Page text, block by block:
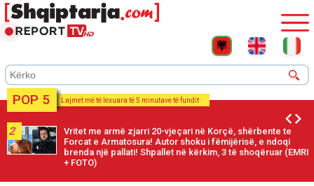
POP 5 Lajmet më të lexuara të 5 minutave të fundit
2
Vritet me armë zjarri 20-vjeçari në Korçë, shërbente te
Forcat e Armatosura! Autor shoku i fëmijërisë, e ndoqi
brenda një pallati! Shpallet në kërkim, 3 të shoqëruar (EMRI
+ FOTO)